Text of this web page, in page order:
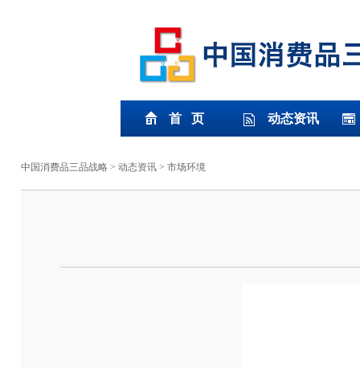
首 页 动态资讯
中国消费品三品战略> 动态资讯> 市场环境